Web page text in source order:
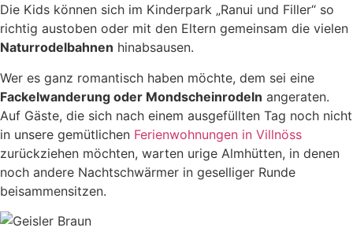
Die Kids können sich im Kinderpark „Ranui und Filler“ so
richtig austoben oder mit den Eltern gemeinsam die vielen
Naturrodelbahnen hinabsausen.
Wer es ganz romantisch haben möchte, dem sei eine
Fackelwanderung oder Mondscheinrodeln angeraten.
Auf Gäste, die sich nach einem ausgefüllten Tag noch nicht
in unsere gemütlichen Ferienwohnungen in Villnöss
zurückziehen möchten, warten urige Almhütten, in denen
noch andere Nachtschwärmer in geselliger Runde
beisammensitzen.